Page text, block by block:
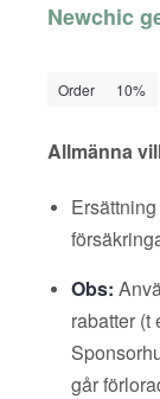
Newchic
Order 10%
Allmänna
Obs:
rabatter (t
går